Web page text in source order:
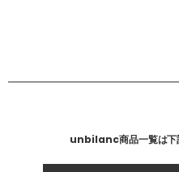
unbilanc商品一覧は下